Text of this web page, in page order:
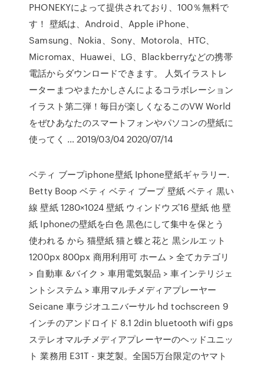
PHONEKYによって提供されており、100％無料で
す！ 壁紙は、Android、Apple iPhone、
Samsung、Nokia、Sony、Motorola、HTC、
Micromax、Huawei、LG、Blackberryなどの携帯
電話からダウンロードできます。 人気イラストレ
ーターまつやまたかしさんによるコラボレーション
イラスト第二弾！毎日が楽しくなるこのVW World
をぜひあなたのスマートフォンやパソコンの壁紙に
使ってく … 2019/03/04 2020/07/14
ベティ ブープiphone壁紙 Iphone壁紙ギャラリー.
Betty Boop ベティ ベティ ブープ 壁紙 ベティ 黒い
線 壁紙 1280×1024 壁紙 ウィンドウズ16 壁紙 他 壁
紙 Iphoneの壁紙を白色 黒色にして集中を保とう
使われる から 猫壁紙 猫と蝶と花と 黒シルエット
1200px 800px 商用利用可 ホーム > 全てカテゴリ
> 自動車 &バイク > 車用電気製品 > 車インテリジェ
ントシステム > 車用マルチメディアプレーヤー
Seicane 車ラジオユニバーサル hd tochscreen 9
インチのアンドロイド 8.1 2din bluetooth wifi gps
ステレオマルチメディアプレーヤーのヘッドユニッ
ト 業務用 E31T - 東芝製。全国5万台限定のヤマト